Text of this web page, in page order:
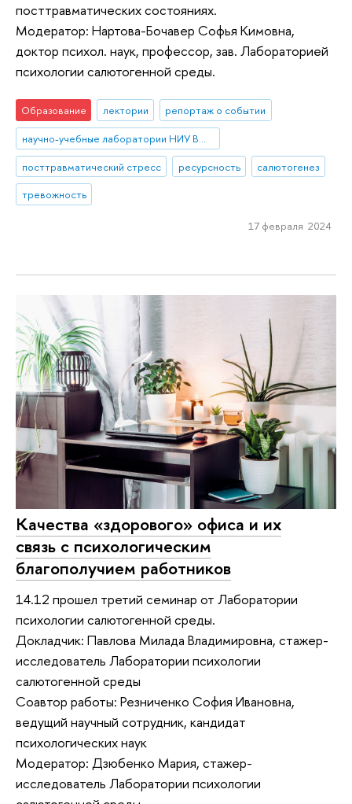
посттравматических состояниях.
Модератор: Нартова-Бочавер Софья Кимовна,
доктор психол. наук, профессор, зав. Лабораторией
психологии салютогенной среды.
Образование лектории
репортаж о событии
научно-учебные лаборатории НИУ ВШЭ
посттравматический стресс
ресурсность
салютогенез
тревожность
17 февраля 2024
Качества «здорового» офиса и их
связь с психологическим
благополучием работников
14.12 прошел третий семинар от Лаборатории
психологии салютогенной среды.
Докладчик: Павлова Милада Владимировна, стажер-
исследователь Лаборатории психологии
салютогенной среды
Соавтор работы: Резниченко София Ивановна,
ведущий научный сотрудник, кандидат
психологических наук
Модератор: Дзюбенко Мария, стажер-
исследователь Лаборатории психологии